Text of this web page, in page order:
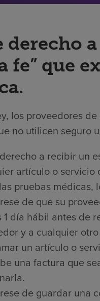
derecho
fe” que
los proveedores
no utilicen seguro
a recibir un
artículo o servicio
pruebas médicas,
de que su
1 día hábil antes de
y a cualquier
un artículo o
una factura que
de guardar una